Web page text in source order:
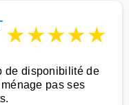
★★★★★
de disponibilité de
pas ses